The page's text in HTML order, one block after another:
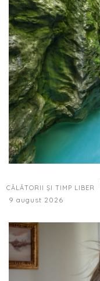
CĂLĂTORII ȘI TIMP LIBER
9 august 2026